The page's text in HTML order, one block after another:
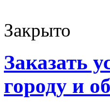
Закрыто
Заказать
городу и